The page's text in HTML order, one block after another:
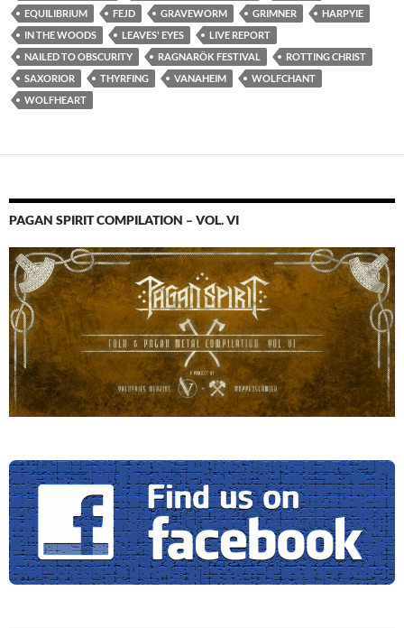
EQUILIBRIUM
FEJD GRAVEWORM GRIMNER
HARPYIE
IN THE WOODS
LEAVES' EYES
LIVE REPORT
NAILED TO OBSCURITY
RAGNARÖK FESTIVAL
ROTTING CHRIST
SAXORIOR
THYRFING VANAHEIM
WOLFCHANT
WOLFHEART
PAGAN SPIRIT COMPILATION – VOL. VI